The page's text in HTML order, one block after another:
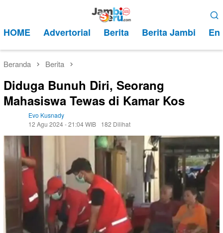
kontenMobile
HOME Advertorial Berita Berita Jambi
Beranda Berita
Diduga Bunuh Diri, Seorang
Mahasiswa Tewas di Kamar Kos
Evo Kusnady
12 Agu 2024 - 21:04 WIB
182 Dilihat